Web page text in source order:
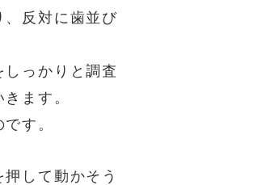
、反対に歯並び
っかりと調査
ます。
す。
して動かそう